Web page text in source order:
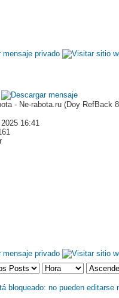
- Ne-rabota.ru (Doy RefBack
16:41